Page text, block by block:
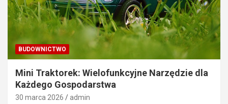
BUDOWNICTWO
Mini Traktorek: Wielofunkcyjne Narzędzie dla
Każdego Gospodarstwa
30 marca 2026 admin